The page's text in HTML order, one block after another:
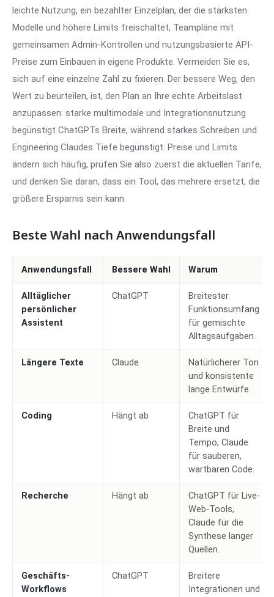
leichte Nutzung, ein bezahlter Einzelplan, der die stärksten
Modelle und höhere Limits freischaltet, Teampläne mit
gemeinsamen Admin-Kontrollen und nutzungsbasierte API-
Preise zum Einbauen in eigene Produkte. Vermeiden Sie es,
sich auf eine einzelne Zahl zu fixieren. Der bessere Weg, den
Wert zu beurteilen, ist, den Plan an Ihre echte Arbeitslast
anzupassen: starke multimodale und Integrationsnutzung
begünstigt ChatGPTs Breite, während starkes Schreiben und
Engineering Claudes Tiefe begünstigt. Preise und Limits
ändern sich häufig, prüfen Sie also zuerst die aktuellen Tarife,
und denken Sie daran, dass ein Tool, das mehrere ersetzt, die
größere Ersparnis sein kann.
Beste Wahl nach Anwendungsfall
Anwendungsfall Bessere Wahl Warum
Alltäglicher
persönlicher
Assistent
ChatGPT
Breitester
Funktionsumfang
für gemischte
Alltagsaufgaben.
Längere Texte Claude
Natürlicherer Ton
und konsistente
lange Entwürfe.
Coding Hängt ab
ChatGPT für
Breite und
Tempo, Claude
für sauberen,
wartbaren Code.
Recherche Hängt ab
ChatGPT für Live-
Web-Tools,
Claude für die
Synthese langer
Quellen.
Geschäfts-
Workflows
ChatGPT
Breitere
Integrationen und